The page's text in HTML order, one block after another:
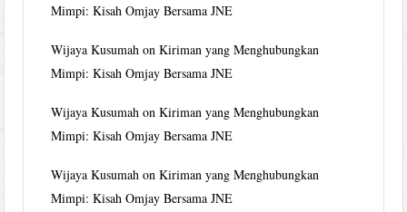
Mimpi: Kisah Omjay Bersama JNE
Wijaya Kusumah onKiriman yang Menghubungkan
Mimpi: Kisah Omjay Bersama JNE
Wijaya Kusumah onKiriman yang Menghubungkan
Mimpi: Kisah Omjay Bersama JNE
Wijaya Kusumah onKiriman yang Menghubungkan
Mimpi: Kisah Omjay Bersama JNE